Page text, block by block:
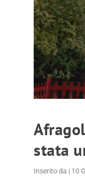
stata
Inserito da | 10